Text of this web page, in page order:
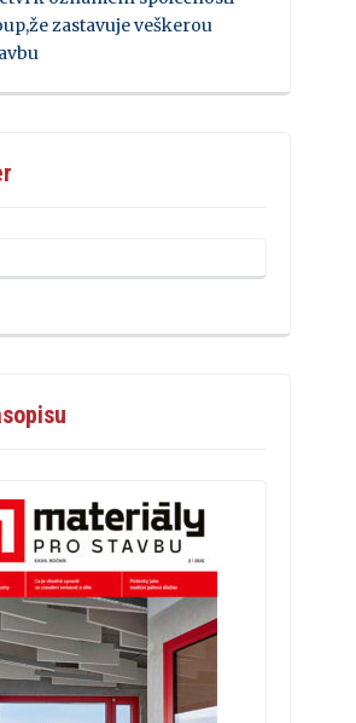
zastavuje veškerou